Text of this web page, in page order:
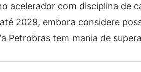
acelerador com disciplina de
2029, embora considere
Petrobras tem mania de